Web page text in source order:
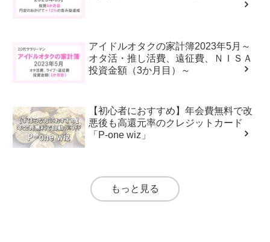
アイドルオタクの家計簿2023年5月～
オタ活・推し活費、遠征費、ＮＩＳＡ
投資金額（3か月目）～
【初心者におすすめ】年会費無料で改
悪後も高還元率のクレジットカード
「P-one wiz」
もっと見る